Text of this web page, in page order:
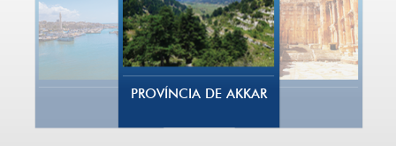
PROVÍNCIA DE AKKAR